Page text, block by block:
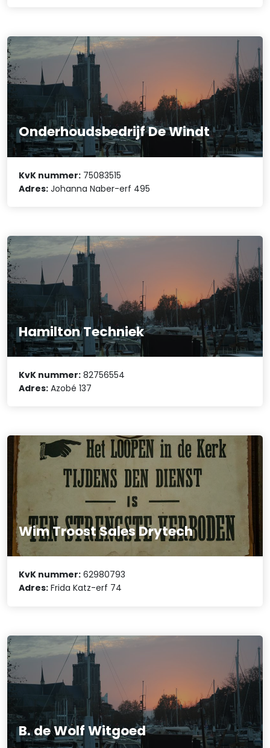
Onderhoudsbedrijf De Windt
KvK nummer: 75083515
Adres: Johanna Naber-erf 495
Hamilton Techniek
KvK nummer: 82756554
Adres: Azobé 137
Wim Troost Sales Drytech
KvK nummer: 62980793
Adres: Frida Katz-erf 74
B. de Wolf Witgoed